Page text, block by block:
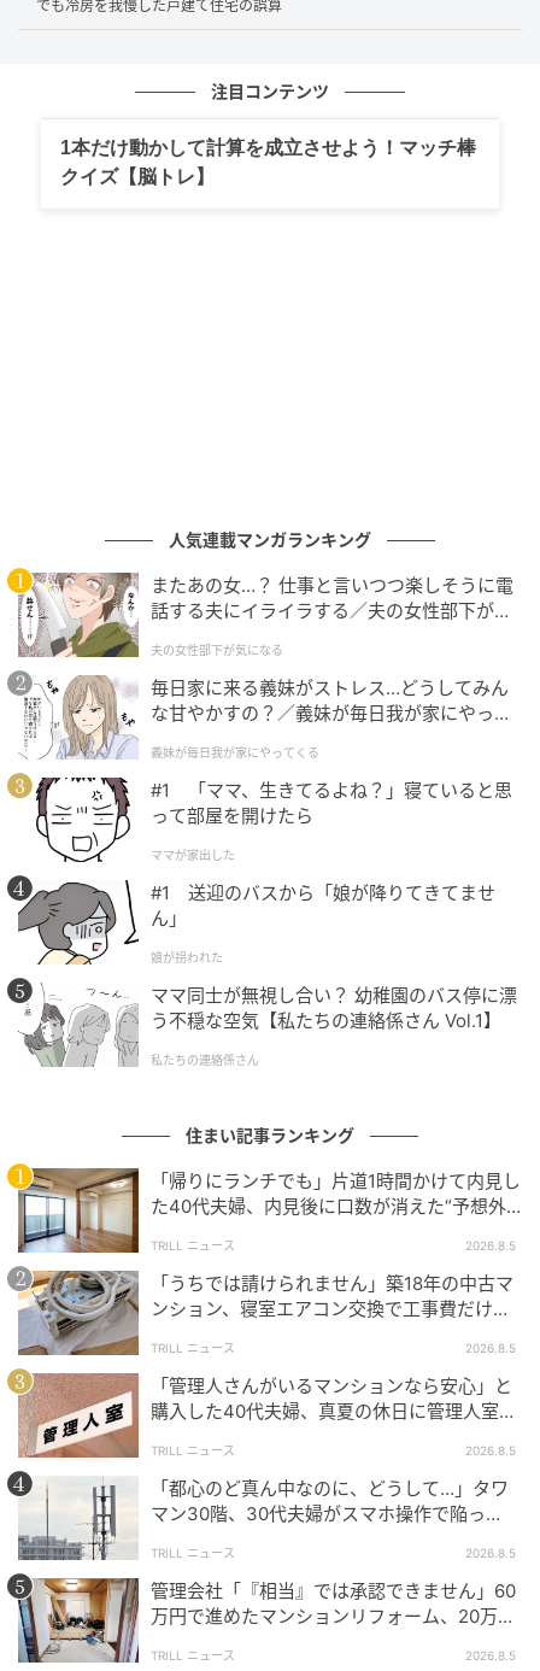
真下・真横は避けるのが基本です。
給排水管が壁の中を通っていることが多く、穴を開け
ると水漏れにつながるおそれがあります。とくに2階の
水まわり直下の1階天井付近は要注意です。
壁にフックや棚を取り付けること自体が危険なわけで
はありません。大切なのは、「壁の中に何があるか」
を事前に確認することです。
ホームセンターで数千円で購入できる「下地センサ
ー」を使えば、壁の裏にある柱や間柱の位置をある程
度把握できます。配線の位置については、分電盤の配
置からどの方向に線が向かっているかを予測するだけ
でも参考になります。
一方で、以下のような場合は、DIYではなく専門業者へ
の依頼をおすすめします。
・壁に大きな開口を設ける作業（棚の埋め込み、ニッ
チなど）
・配線や配管があると分かっている場所への施工
・構造壁（耐力壁）かどうか判断できない場合
「自分でできそう」と「自分でやっていい」は違いま
す。GWの連休はDIYに挑戦したくなる時期ですが、壁
に穴を開ける前に、まず壁の向こう側を想像してみる
こと。それが、取り返しのつかない失敗を防ぐ第一歩
です。
ライター：yukiasobi（一級建築士・建築基準適合判定
資格者）
地方自治体で住宅政策・都市計画・建築確認審査など
10年以上の実務経験を持つ。現在は住宅・不動産分野
に特化したライターとして活動し、空間設計や住宅性
能、都市開発に関する知見をもとに、高い専門性と信
頼性を兼ね備えた記事を多数執筆している。
【エピソード募集】日常のちょっとした体験、TRILL
でシェアしませんか？【2分で完了・匿名】
でも冷房を我慢した戸建て住宅の誤算
注目コンテンツ
1本だけ動かして計算を成立させよう！マッチ棒
クイズ【脳トレ】
人気連載マンガランキング
またあの女…？ 仕事と言いつつ楽しそうに電
話する夫にイライラする／夫の女性部下が気
夫の女性部下が気になる
毎日家に来る義妹がストレス…どうしてみん
な甘やかすの？／義妹が毎日我が家にやって
が】
義妹が毎日我が家にやってくる
#1 「ママ、生きてるよね？」寝ていると思
って部屋を開けたら
ママが家出した
#1 送迎のバスから「娘が降りてきてませ
ん」
娘が拐われた
ママ同士が無視し合い？ 幼稚園のバス停に漂
う不穏な空気【私たちの連絡係さん Vol.1】
私たちの連絡係さん
住まい記事ランキング
「帰りにランチでも」片道1時間かけて内見し
た40代夫婦、内見後に口数が消えた“予想外
TRILL ニュース 2026.8.5
「うちでは請けられません」築18年の中古マ
ンション、寝室エアコン交換で工事費だけ約8
TRILL ニュース 2026.8.5
「管理人さんがいるマンションなら安心」と
購入した40代夫婦、真夏の休日に管理人室を
TRILL ニュース 2026.8.5
「都心のど真ん中なのに、どうして…」タワ
マン30階、30代夫婦がスマホ操作で陥っ
TRILL ニュース 2026.8.5
管理会社「『相当』では承認できません」60
万円で進めたマンションリフォーム、20万円
TRILL ニュース 2026.8.5